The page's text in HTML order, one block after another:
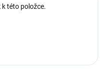
k této položce.